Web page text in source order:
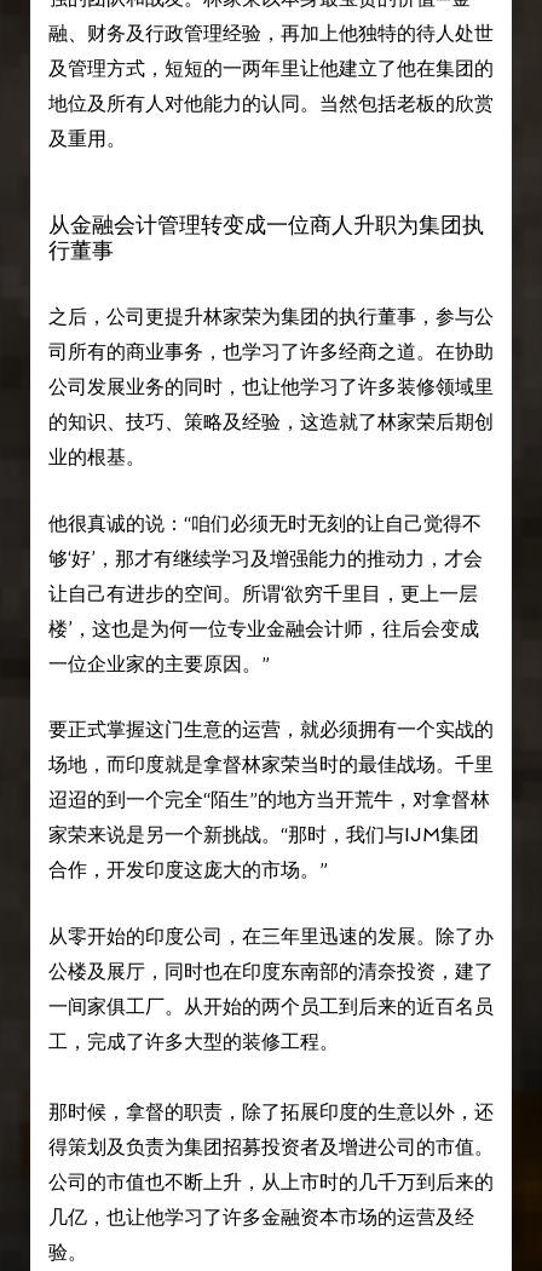
融、财务及行政管理经验，再加上他独特的待人处世
及管理方式，短短的一两年里让他建立了他在集团的
地位及所有人对他能力的认同。当然包括老板的欣赏
及重用。
从金融会计管理转变成一位商人升职为集团执
行董事
之后，公司更提升林家荣为集团的执行董事，参与公
司所有的商业事务，也学习了许多经商之道。在协助
公司发展业务的同时，也让他学习了许多装修领域里
的知识、技巧、策略及经验，这造就了林家荣后期创
业的根基。
他很真诚的说：“咱们必须无时无刻的让自己觉得不
够‘好’，那才有继续学习及增强能力的推动力，才会
让自己有进步的空间。所谓‘欲穷千里目，更上一层
楼’，这也是为何一位专业金融会计师，往后会变成
一位企业家的主要原因。”
要正式掌握这门生意的运营，就必须拥有一个实战的
场地，而印度就是拿督林家荣当时的最佳战场。千里
迢迢的到一个完全“陌生”的地方当开荒牛，对拿督林
家荣来说是另一个新挑战。“那时，我们与IJM集团
合作，开发印度这庞大的市场。”
从零开始的印度公司，在三年里迅速的发展。除了办
公楼及展厅，同时也在印度东南部的清奈投资，建了
一间家俱工厂。从开始的两个员工到后来的近百名员
工，完成了许多大型的装修工程。
那时候，拿督的职责，除了拓展印度的生意以外，还
得策划及负责为集团招募投资者及增进公司的市值。
公司的市值也不断上升，从上市时的几千万到后来的
几亿，也让他学习了许多金融资本市场的运营及经
验。